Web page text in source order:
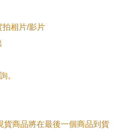
拍相片/影片
。
貨商品將在最後一個商品到貨